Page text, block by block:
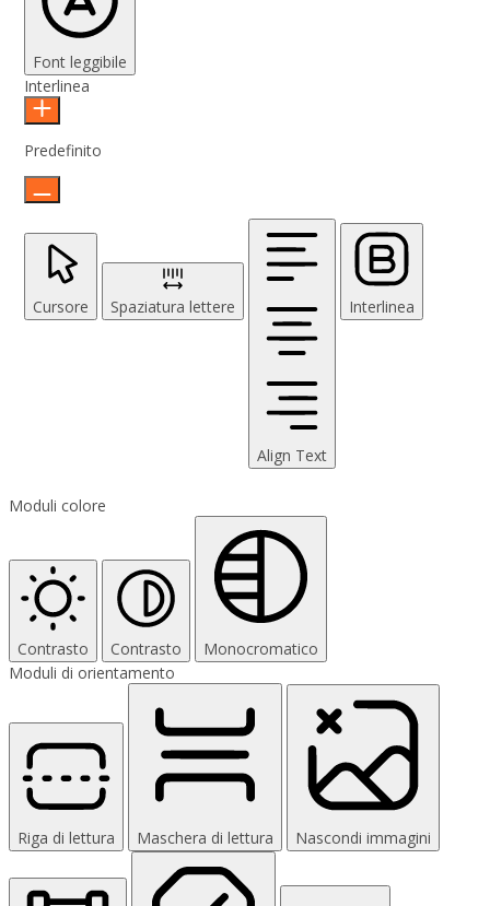
Font leggibile
Interlinea
Predefinito
Cursore Spaziatura lettere
Align Text
Interlinea
Moduli colore
Contrasto Contrasto
Monocromatico
Moduli di orientamento
Riga di lettura Maschera di lettura Nascondi immagini